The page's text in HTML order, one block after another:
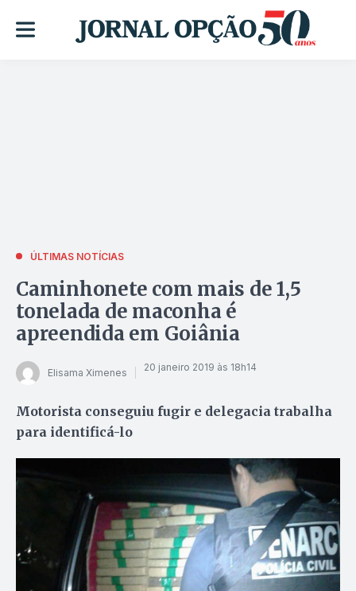
ÚLTIMAS NOTÍCIAS
Caminhonete com mais de 1,5
tonelada de maconha é
apreendida em Goiânia
Elisama Ximenes 20 janeiro 2019 às 18h14
Motorista conseguiu fugir e delegacia trabalha
para identificá-lo